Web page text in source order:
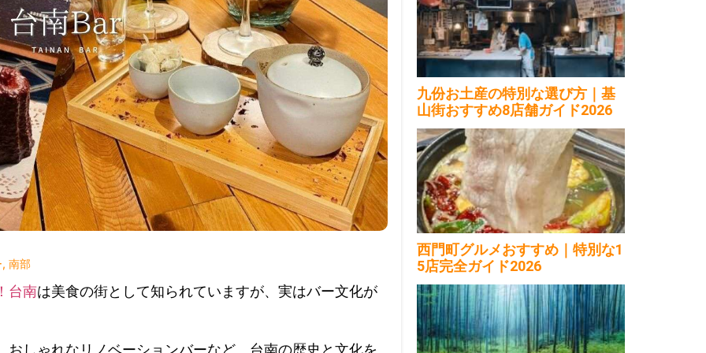
, 南部
台南は美食の街として知られていますが、実はバー文化が
九份お土産の特別な選び方｜基
山街おすすめ8店舗ガイド2026
西門町グルメおすすめ｜特別な1
5店完全ガイド2026